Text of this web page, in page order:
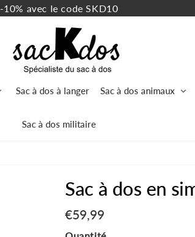
-10% avec le code SKD10
Sac à dos à langer Sac à dos animaux
Sac à dos militaire
Sac à dos en
€59,99